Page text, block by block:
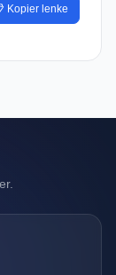
Kopier lenke